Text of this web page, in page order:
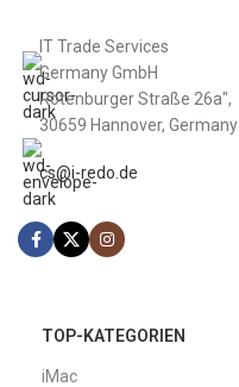
IT Trade Services
Germany GmbH
Rotenburger Straße 26a",
30659 Hannover, Germany
cs@i-redo.de
TOP-KATEGORIEN
iMac